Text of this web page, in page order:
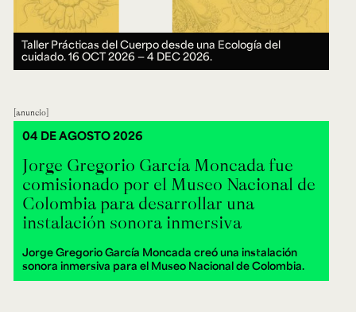
Taller Prácticas del Cuerpo desde una Ecología del
cuidado.16 OCT 2026 ― 4 DEC 2026.
anuncio
Jorge Gregorio García Moncada fue
comisionado por el Museo Nacional de
Colombia para desarrollar una
instalación sonora inmersiva
Jorge Gregorio García Moncada creó una instalación
sonora inmersiva para el Museo Nacional de Colombia.
04 DE AGOSTO 2026